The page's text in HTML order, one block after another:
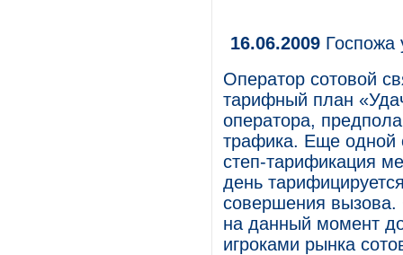
16.06.2009 Госпожа
Оператор сотовой
тарифный план
оператора,
трафика. Еще одной
степ-тарификация
день
совершения
на данный момент
игроками рынка